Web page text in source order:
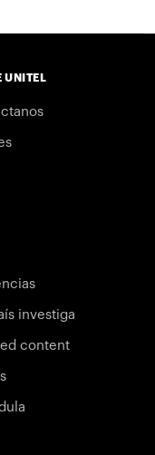
UNITEL
investiga
content